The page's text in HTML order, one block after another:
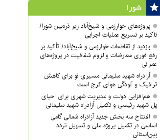
شورا
پروژه‌های خوارزمی و شیخ‌آباد زیر ذره‌بین شورا/
تأکید بر تسریع عملیات اجرایی
بازدید از تقاطعات خوارزمی و شیخ‌آباد/ تأکید بر
رفع فوری معارضات و لزوم شفافیت در پروژه‌های
عمرانی
آزادراه شهید سلیمانی مسیری نو برای کاهش
ترافیک و آلودگی هوای کرج است
هم‌افزایی دولت و مدیریت شهری برای احیای
پل شهید رئیسی و تکمیل آزادراه شهید سلیمانی
افتتاح سه بخش جدید آزادراه شمالی گامی
اساسی در تکمیل پروژه ملی و تسهیل تردد
بین‌استانی